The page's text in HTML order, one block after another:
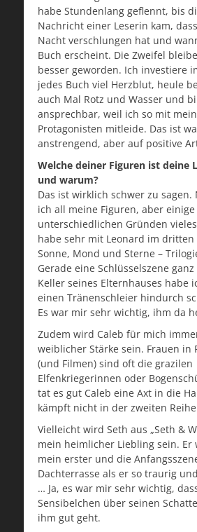
habe Stundenlang geflennt, bis
Nachricht einer Leserin kam,
Nacht verschlungen hat und
Buch erscheint. Die Zweifel
besser geworden. Ich investiere
jedes Buch viel Herzblut, heule
auch Mal Rotz und Wasser und
ansprechbar, weil ich so mit
Protagonisten mitleide. Das ist
anstrengend, aber auf positive
Welche deiner Figuren ist deine
und warum?
Das ist wirklich schwer zu
ich all meine Figuren, aber
unterschiedlichen Gründen
habe sehr mit Leonard im
Sonne, Mond und Sterne –
Gerade eine Schlüsselszene
Keller seines Elternhauses habe
einen Tränenschleier hindurch
Es war mir sehr wichtig, ihm da
Zudem wird Caleb für mich
weiblicher Stärke sein. Frauen in
(und Filmen) sind oft die grazilen
Elfenkriegerinnen oder
tat es gut Caleb eine Axt in die
kämpft nicht in der zweiten
Vielleicht wird Seth aus „Seth &
mein heimlicher Liebling sein. Er
mein erster und die
Dachterrasse als er so traurig
… Ja, es war mir sehr wichtig,
Sensibelchen über seinen
ihm gut geht.